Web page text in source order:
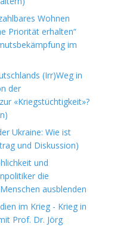
Wohnen
Priorität erhalten“
im
(Irr)Weg in
der
«Kriegstüchtigkeit»?
Ukraine: Wie ist
und Diskussion)
und
die
ausblenden
im Krieg - Krieg in
Prof. Dr. Jörg